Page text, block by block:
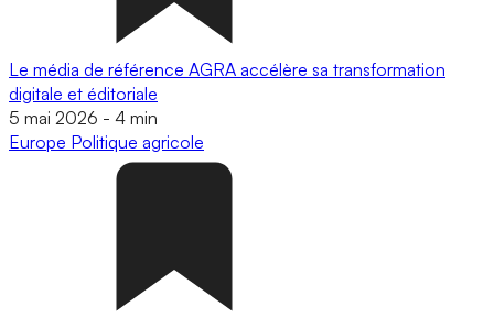
Le média de référence AGRA accélère sa transformation
digitale et éditoriale
5 mai 2026 - 4 min
Europe Politique agricole